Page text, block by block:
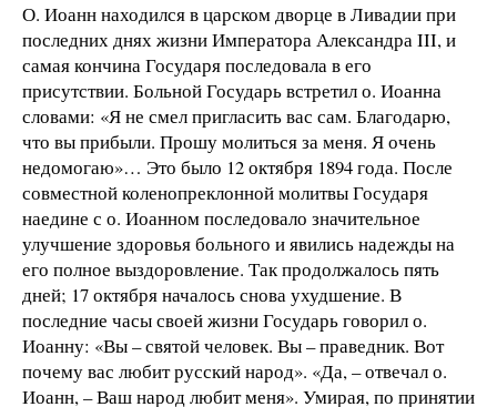
О. Иоанн находился в царском дворце в Ливадии при
последних днях жизни Императора Александра III, и
самая кончина Государя последовала в его
присутствии. Больной Государь встретил о. Иоанна
словами: «Я не смел пригласить вас сам. Благодарю,
что вы прибыли. Прошу молиться за меня. Я очень
недомогаю»… Это было 12 октября 1894 года. После
совместной коленопреклонной молитвы Государя
наедине с о. Иоанном последовало значительное
улучшение здоровья больного и явились надежды на
его полное выздоровление. Так продолжалось пять
дней; 17 октября началось снова ухудшение. В
последние часы своей жизни Государь говорил о.
Иоанну: «Вы – святой человек. Вы – праведник. Вот
почему вас любит русский народ». «Да, – отвечал о.
Иоанн, – Ваш народ любит меня». Умирая, по принятии